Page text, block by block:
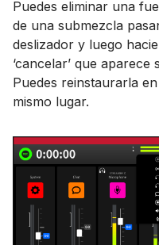
Puedes eliminar una
de una submezcla
deslizador y luego
‘cancelar’ que
Puedes reinstaurarla
mismo lugar.